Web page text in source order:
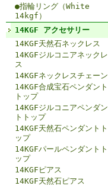
●指輪リング（White
14kgf）
14KGF アクセサリー
14KGF天然石ネックレス
14KGFジルコニアネックレ
ス
14KGFネックレスチェーン
14KGF合成宝石ペンダント
トップ
14KGFジルコニアペンダン
トトップ
14KGF天然石ペンダントト
ップ
14KGFパールペンダントト
ップ
14KGFピアス
14KGF天然石ピアス